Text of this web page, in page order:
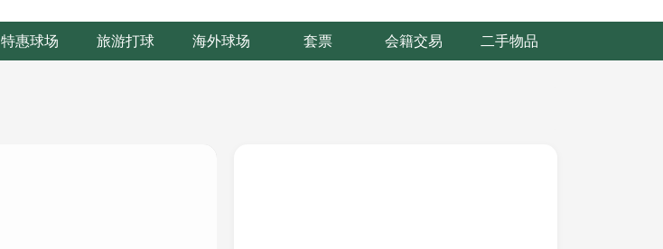
特惠球场 旅游打球 海外球场 套票 会籍交易 二手物品